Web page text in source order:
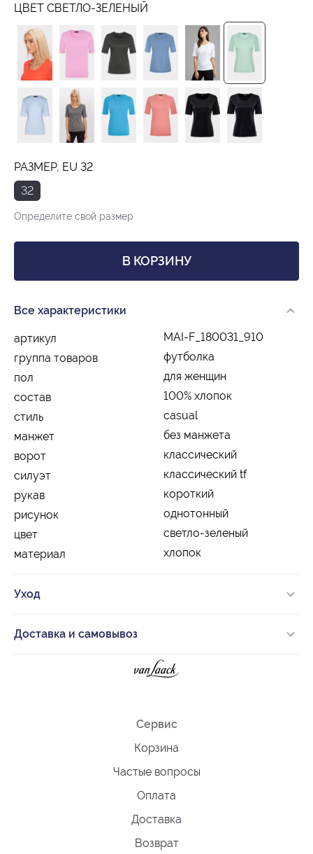
ЦВЕТ СВЕТЛО-ЗЕЛЕНЫЙ
РАЗМЕР, EU 32
32
Определите свой размер
В КОРЗИНУ
Все характеристики
артикул
MAI-F_180031_910
группа товаров
футболка
пол
для женщин
состав
100% хлопок
стиль
casual
манжет
без манжета
ворот
классический
силуэт
классический tf
рукав
короткий
рисунок
однотонный
цвет
светло-зеленый
материал
хлопок
Уход
Доставка и самовывоз
Сервис
Корзина
Частые вопросы
Оплата
Доставка
Возврат